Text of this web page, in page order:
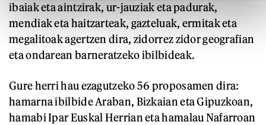
ibaiak eta aintzirak, ur-jauziak eta padurak,
mendiak eta haitzarteak, gazteluak, ermitak eta
megalitoak agertzen dira, zidorrez zidor geografian
eta ondarean barneratzeko ibilbideak.
Gure herri hau ezagutzeko 56 proposamen dira:
hamarna ibilbide Araban, Bizkaian eta Gipuzkoan,
hamabi Ipar Euskal Herrian eta hamalau Nafarroan